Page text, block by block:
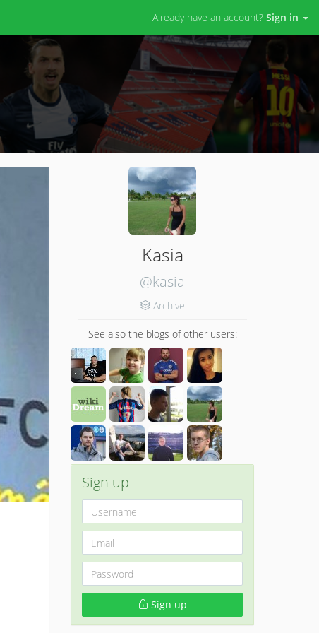
Already have an account? Sign in
Kasia
@kasia
Archive
See also the blogs of other users:
Sign up
Sign up